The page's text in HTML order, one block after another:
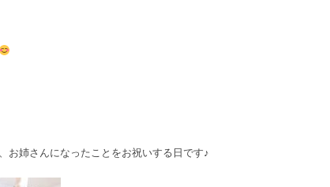
お姉さんになったことをお祝いする日です♪